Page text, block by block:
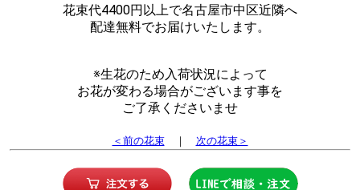
花束代4400円以上で名古屋市中区近隣へ
配達無料でお届けいたします。
※生花のため入荷状況によって
お花が変わる場合がございます事を
ご了承くださいませ
＜前の花束｜ 次の花束＞